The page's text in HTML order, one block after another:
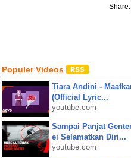
Share:
Populer Videos
Tiara Andini -
(Official Lyric...
youtube.com
Sampai Panjat
ei Selamatkan Diri...
youtube.com